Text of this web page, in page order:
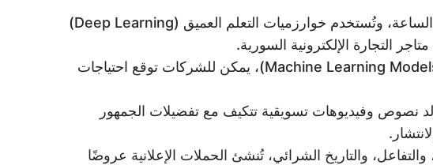
توفر دعمًا فوريًا ومخصصًا على مدار الساعة، وتُستخدم خوارزميات التعلم العميق (Deep Learning)
التجارة الإلكترونية السورية.
من خلال نماذج التعلم الآلي (Machine Learning Models)، يمكن للشركات توقع احتياجات
نصوص وفيديوهات تسويقية تتكيف مع تفضيلات الجمهور
والتاريخ الشرائي، تُنشئ الحملات الإعلانية عروضًا